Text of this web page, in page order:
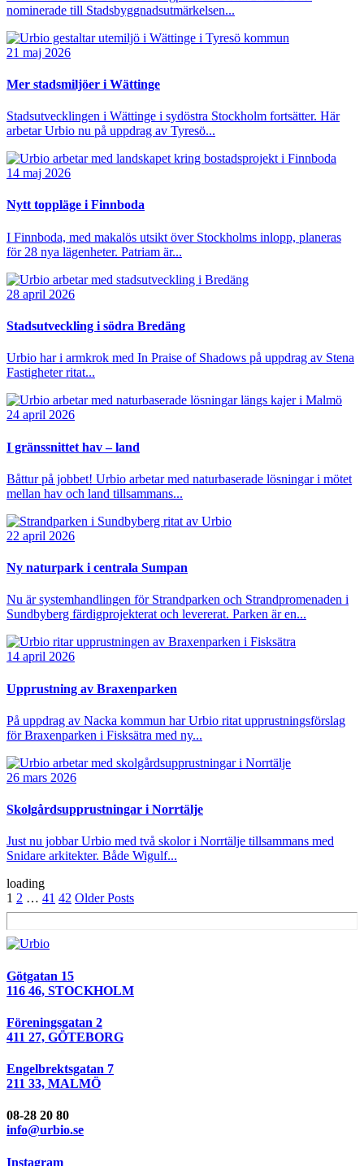
nominerade till Stadsbyggnadsutmärkelsen...
21 maj 2026
Mer stadsmiljöer i Wättinge
Stadsutvecklingen i Wättinge i sydöstra Stockholm fortsätter. Här
arbetar Urbio nu på uppdrag av Tyresö...
14 maj 2026
Nytt toppläge i Finnboda
I Finnboda, med makalös utsikt över Stockholms inlopp, planeras
för 28 nya lägenheter. Patriam är...
28 april 2026
Stadsutveckling i södra Bredäng
Urbio har i armkrok med In Praise of Shadows på uppdrag av Stena
Fastigheter ritat...
24 april 2026
I gränssnittet hav – land
Båttur på jobbet! Urbio arbetar med naturbaserade lösningar i mötet
mellan hav och land tillsammans...
22 april 2026
Ny naturpark i centrala Sumpan
Nu är systemhandlingen för Strandparken och Strandpromenaden i
Sundbyberg färdigprojekterat och levererat. Parken är en...
14 april 2026
Upprustning av Braxenparken
På uppdrag av Nacka kommun har Urbio ritat upprustningsförslag
för Braxenparken i Fisksätra med ny...
26 mars 2026
Skolgårdsupprustningar i Norrtälje
Just nu jobbar Urbio med två skolor i Norrtälje tillsammans med
Snidare arkitekter. Både Wigulf...
loading
1 2 … 41 42 Older Posts
Götgatan 15
116 46, STOCKHOLM
Föreningsgatan 2
411 27, GÖTEBORG
Engelbrektsgatan 7
211 33, MALMÖ
08-28 20 80
info@urbio.se
Instagram